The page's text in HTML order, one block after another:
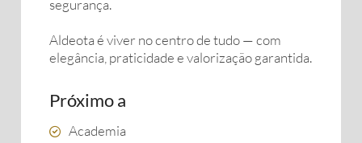
segurança.
Aldeota é viver no centro de tudo — com
elegância, praticidade e valorização garantida.
Próximo a
Academia